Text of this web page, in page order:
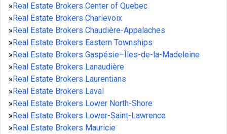
»Real Estate Brokers Center of Quebec
»Real Estate Brokers Charlevoix
»Real Estate Brokers Chaudière-Appalaches
»Real Estate Brokers Eastern Townships
»Real Estate Brokers Gaspésie–Îles-de-la-Madeleine
»Real Estate Brokers Lanaudière
»Real Estate Brokers Laurentians
»Real Estate Brokers Laval
»Real Estate Brokers Lower North-Shore
»Real Estate Brokers Lower-Saint-Lawrence
»Real Estate Brokers Mauricie